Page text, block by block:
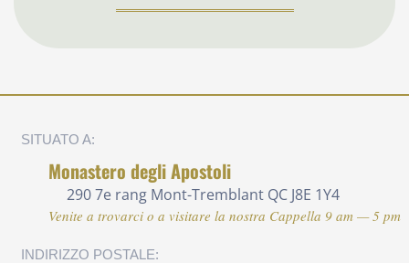
SITUATO A:
Monastero degli Apostoli
290 7e rang Mont-Tremblant QC J8E 1Y4
Venite a trovarci o a visitare la nostra Cappella 9 am — 5 pm
INDIRIZZO POSTALE: